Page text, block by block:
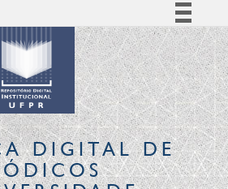
Simplifique!
Comunica BR
Participe
Acesso à informação
Legislação
Canais
DIGITALDE